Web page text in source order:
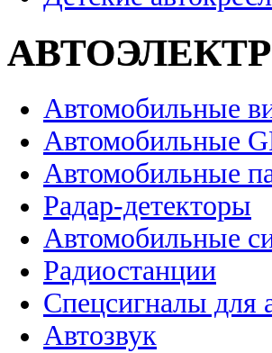
Автомобильные
Автомобильные
Автомобильные
Радар-детекторы
Автомобильные
Радиостанции
Спецсигналы для
Автозвук